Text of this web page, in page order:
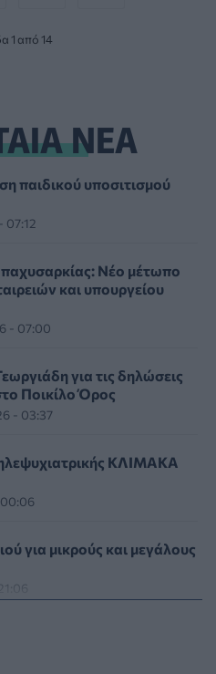
1 από 14
ΝΕΑ
παιδικού υποσιτισμού
Νέο μέτωπο
και υπουργείου
- 07:00
για τις δηλώσεις
Ποικίλο Όρος
- 03:37
ΚΛΙΜΑΚΑ
για μικρούς και μεγάλους